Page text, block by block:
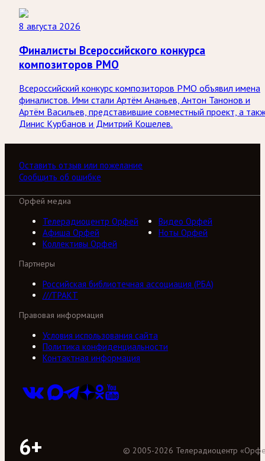
8 августа 2026
Финалисты Всероссийского конкурса
композиторов РМО
Всероссийский конкурс композиторов РМО объявил имена
финалистов. Ими стали Артём Ананьев, Антон Танонов и
Артём Васильев, представившие совместный проект, а
Динис Курбанов и Дмитрий Кошелев.
Оставить отзыв или пожелание
Сообщить об ошибке
Орфей медиа
Телерадиоцентр Орфей
Видео Орфей
Афиша Орфей
Ноты Орфей
Коллективы Орфей
Партнеры
Российская библиотечная ассоциация (РБА)
///ТРАКТ
Правовая информация
Условия использования сайта
Политика конфиденциальности
Контактная информация
6+ © 2005-2026 Телерадиоцентр